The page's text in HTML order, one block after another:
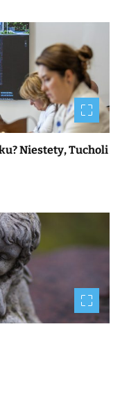
Niestety, Tucholi